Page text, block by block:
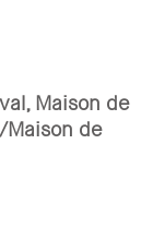
Maison de
Maison de